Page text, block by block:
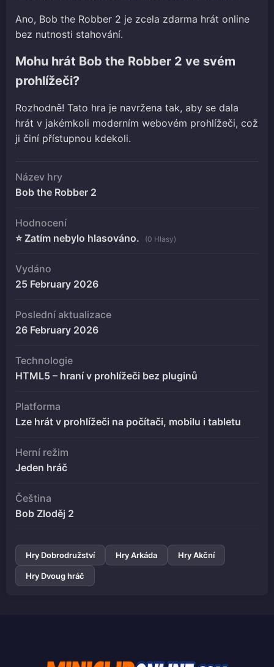
Ano, Bob the Robber 2 je zcela zdarma hrát online
bez nutnosti stahování.
Mohu hrát Bob the Robber 2 ve svém
prohlížeči?
Rozhodně! Tato hra je navržena tak, aby se dala
hrát v jakémkoli moderním webovém prohlížeči, což
ji činí přístupnou kdekoli.
Název hry
Bob the Robber 2
Hodnocení
⭐ Zatím nebylo hlasováno.
(0 Hlasy)
Vydáno
25 February 2026
Poslední aktualizace
26 February 2026
Technologie
HTML5 – hraní v prohlížeči bez pluginů
Platforma
Lze hrát v prohlížeči na počítači, mobilu i tabletu
Herní režim
Jeden hráč
Čeština
Bob Zloděj 2
Hry Dobrodružství Hry Arkáda Hry Akční
Hry Dvoug hráč